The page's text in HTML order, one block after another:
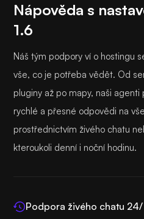
Nápověda s
1.6
Náš tým podpory ví o hostingu
vše, co je potřeba vědět. Od
pluginy až po mapy, naši
rychlé a přesné odpovědi na
prostřednictvím živého chatu
kteroukoli denní i noční hodinu.
Podpora živého chatu